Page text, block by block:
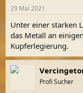
29 Mai 2021
Unter einer starken
das Metall an
Kupferlegierung.
Profi Sucher